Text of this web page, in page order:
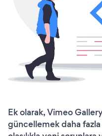
Ek olarak, Vimeo
güncellemek daha